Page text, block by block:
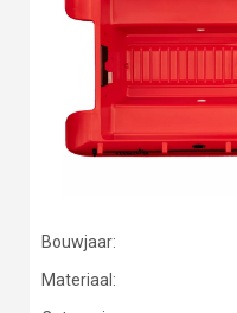
Bouwjaar:
Materiaal: